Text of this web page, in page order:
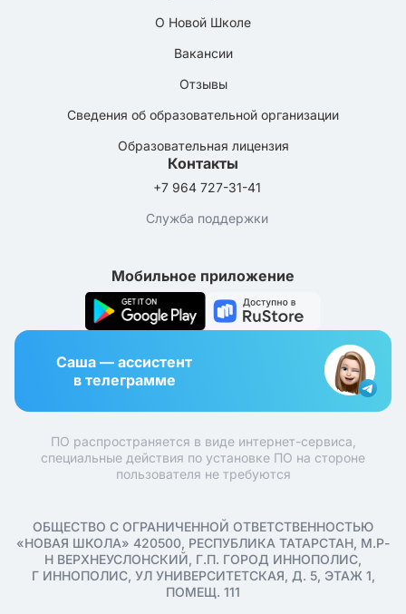
О Новой Школе
Вакансии
Отзывы
Сведения об образовательной организации
Образовательная лицензия
Контакты
+7 964 727-31-41
Служба поддержки
Мобильное приложение
Саша — ассистент
в телеграмме
ПО распространяется в виде интернет-сервиса,
специальные действия по установке ПО на стороне
пользователя не требуются
ОБЩЕСТВО С ОГРАНИЧЕННОЙ ОТВЕТСТВЕННОСТЬЮ
«НОВАЯ ШКОЛА» 420500, РЕСПУБЛИКА ТАТАРСТАН, М.Р-
Н ВЕРХНЕУСЛОНСКИЙ, Г.П. ГОРОД ИННОПОЛИС,
Г ИННОПОЛИС, УЛ УНИВЕРСИТЕТСКАЯ, Д. 5, ЭТАЖ 1,
ПОМЕЩ. 111